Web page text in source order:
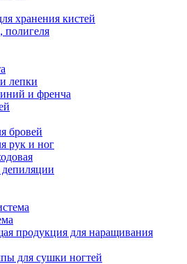
хранения кистей
полигеля
лепки
и френча
бровей
рук и ног
депиляции
продукция для наращивания
для сушки ногтей